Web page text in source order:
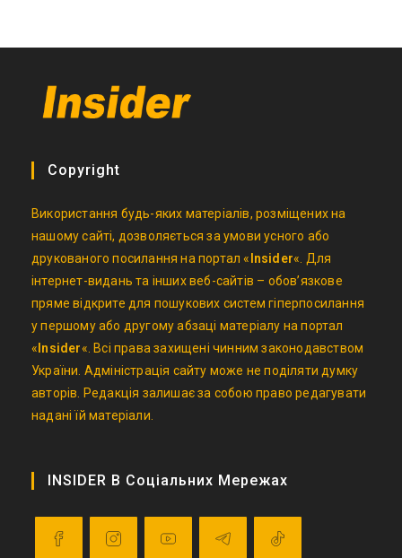
Copyright
Використання будь-яких матеріалів, розміщених на
нашому сайті, дозволяється за умови усного або
друкованого посилання на портал « Insider«. Для
інтернет-видань та інших веб-сайтів – обов’язкове
пряме відкрите для пошукових систем гіперпосилання
у першому або другому абзаці матеріалу на портал
« Insider«. Всі права захищені чинним законодавством
України. Адміністрація сайту може не поділяти думку
авторів. Редакція залишає за собою право редагувати
надані їй матеріали.
INSIDER В Соціальних Мережах